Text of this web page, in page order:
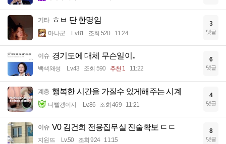
기타 ㅎㅂ 단 한명임
마나군 Lv.81 조회 520 11:24
3
댓글
이슈 경기도에 대체 무슨일이..
백색왜성 Lv.43 조회 590 추천 1 11:22
6
댓글
계층 행복한 시간을 가질수 있게해주는 시계
너빨갱이지 Lv.86 조회 469 11:21
4
댓글
이슈 V0 김건희 전용집무실 진술확보 ㄷㄷ
지원뜨 Lv.50 조회 924 11:15
8
댓글